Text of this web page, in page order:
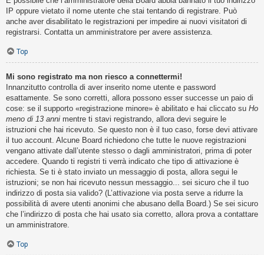
IP oppure vietato il nome utente che stai tentando di registrare. Può
anche aver disabilitato le registrazioni per impedire ai nuovi visitatori di
registrarsi. Contatta un amministratore per avere assistenza.
Top
Mi sono registrato ma non riesco a connettermi!
Innanzitutto controlla di aver inserito nome utente e password
esattamente. Se sono corretti, allora possono esser successe un paio di
cose: se il supporto «registrazione minore» è abilitato e hai cliccato su Ho
meno di 13 anni mentre ti stavi registrando, allora devi seguire le
istruzioni che hai ricevuto. Se questo non è il tuo caso, forse devi attivare
il tuo account. Alcune Board richiedono che tutte le nuove registrazioni
vengano attivate dall’utente stesso o dagli amministratori, prima di poter
accedere. Quando ti registri ti verrà indicato che tipo di attivazione è
richiesta. Se ti è stato inviato un messaggio di posta, allora segui le
istruzioni; se non hai ricevuto nessun messaggio... sei sicuro che il tuo
indirizzo di posta sia valido? (L’attivazione via posta serve a ridurre la
possibilità di avere utenti anonimi che abusano della Board.) Se sei sicuro
che l’indirizzo di posta che hai usato sia corretto, allora prova a contattare
un amministratore.
Top